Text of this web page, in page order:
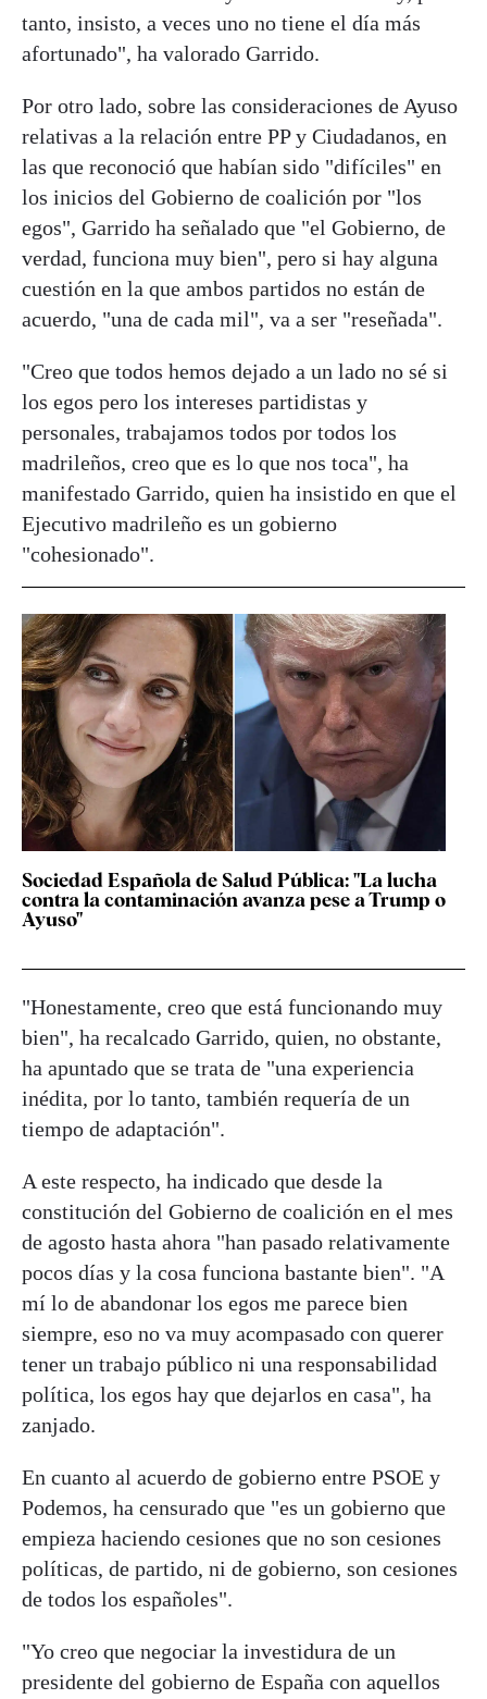
tanto, insisto, a veces uno no tiene el día más
afortunado", ha valorado Garrido.
Por otro lado, sobre las consideraciones de Ayuso
relativas a la relación entre PP y Ciudadanos, en
las que reconoció que habían sido "difíciles" en
los inicios del Gobierno de coalición por "los
egos", Garrido ha señalado que "el Gobierno, de
verdad, funciona muy bien", pero si hay alguna
cuestión en la que ambos partidos no están de
acuerdo, "una de cada mil", va a ser "reseñada".
"Creo que todos hemos dejado a un lado no sé si
los egos pero los intereses partidistas y
personales, trabajamos todos por todos los
madrileños, creo que es lo que nos toca", ha
manifestado Garrido, quien ha insistido en que el
Ejecutivo madrileño es un gobierno
"cohesionado".
Sociedad Española de Salud Pública: "La lucha
contra la contaminación avanza pese a Trump o
Ayuso"
"Honestamente, creo que está funcionando muy
bien", ha recalcado Garrido, quien, no obstante,
ha apuntado que se trata de "una experiencia
inédita, por lo tanto, también requería de un
tiempo de adaptación".
A este respecto, ha indicado que desde la
constitución del Gobierno de coalición en el mes
de agosto hasta ahora "han pasado relativamente
pocos días y la cosa funciona bastante bien". "A
mí lo de abandonar los egos me parece bien
siempre, eso no va muy acompasado con querer
tener un trabajo público ni una responsabilidad
política, los egos hay que dejarlos en casa", ha
zanjado.
En cuanto al acuerdo de gobierno entre PSOE y
Podemos, ha censurado que "es un gobierno que
empieza haciendo cesiones que no son cesiones
políticas, de partido, ni de gobierno, son cesiones
de todos los españoles".
"Yo creo que negociar la investidura de un
presidente del gobierno de España con aquellos